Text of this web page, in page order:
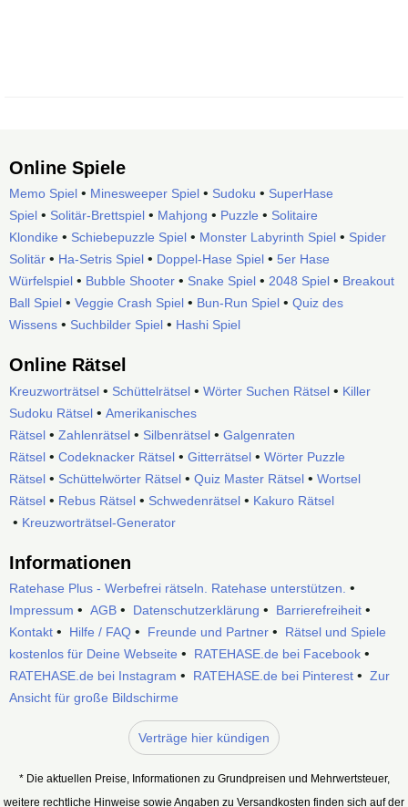
Online Spiele
Memo Spiel • Minesweeper Spiel • Sudoku • SuperHase
Spiel • Solitär-Brettspiel • Mahjong • Puzzle • Solitaire
Klondike • Schiebepuzzle Spiel • Monster Labyrinth Spiel • Spider
Solitär • Ha-Setris Spiel • Doppel-Hase Spiel • 5er Hase
Würfelspiel • Bubble Shooter • Snake Spiel • 2048 Spiel • Breakout
Ball Spiel • Veggie Crash Spiel • Bun-Run Spiel • Quiz des
Wissens • Suchbilder Spiel • Hashi Spiel
Online Rätsel
Kreuzworträtsel • Schüttelrätsel • Wörter Suchen Rätsel • Killer
Sudoku Rätsel • Amerikanisches
Rätsel • Zahlenrätsel • Silbenrätsel • Galgenraten
Rätsel • Codeknacker Rätsel • Gitterrätsel • Wörter Puzzle
Rätsel • Schüttelwörter Rätsel • Quiz Master Rätsel • Wortsel
Rätsel • Rebus Rätsel • Schwedenrätsel • Kakuro Rätsel
• Kreuzworträtsel-Generator
Informationen
Ratehase Plus - Werbefrei rätseln. Ratehase unterstützen. •
Impressum • AGB • Datenschutzerklärung • Barrierefreiheit •
Kontakt • Hilfe / FAQ • Freunde und Partner • Rätsel und Spiele
kostenlos für Deine Webseite • RATEHASE.de bei Facebook •
RATEHASE.de bei Instagram • RATEHASE.de bei Pinterest • Zur
Ansicht für große Bildschirme
Verträge hier kündigen
* Die aktuellen Preise, Informationen zu Grundpreisen und Mehrwertsteuer,
weitere rechtliche Hinweise sowie Angaben zu Versandkosten finden sich auf der